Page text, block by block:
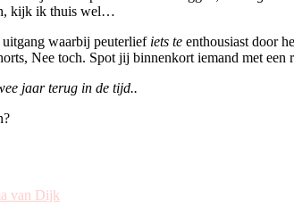
kijk ik thuis wel…
waarbij peuterlief iets te enthousiast door
Nee toch. Spot jij binnenkort iemand met
jaar terug in de tijd..
van Dijk